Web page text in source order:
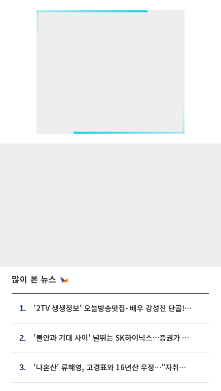
많이 본 뉴스
1. '2TV 생생정보' 오늘방송맛집- 배우 강성진 단골! 쌀국수ㆍ푸팟퐁 커리 맛집 '블○○○'
2. '불안과 기대 사이' 널뛰는 SK하이닉스…증권가 "HBM4·LTA 기반 펀터멘털 견고"
3. '나혼산' 류혜영, 고경표와 16년산 우정…"자취방서 부모님과 마주쳐"